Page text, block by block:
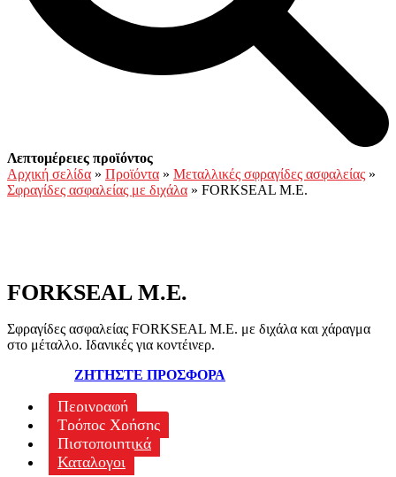
Open
mobile
menu
Close
mobile
menu
Καλάθι
Λεπτομέρειες προϊόντος
Αρχική σελίδα » Προϊόντα » Μεταλλικές σφραγίδες ασφαλείας »
Σφραγίδες ασφαλείας με διχάλα » FORKSEAL M.E.
FORKSEAL M.E.
Σφραγίδες ασφαλείας FORKSEAL M.E. με διχάλα και χάραγμα
στο μέταλλο. Ιδανικές για κοντέινερ.
ΖΗΤΗΣΤΕ ΠΡΟΣΦΟΡΑ
Περιγραφή
Τρόπος Χρήσης
Πιστοποιητικά
Καταλογοι